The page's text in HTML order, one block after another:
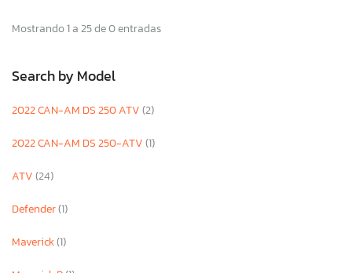
Mostrando 1 a 25 de 0 entradas
Search by Model
2022 CAN-AM DS 250 ATV(2)
2022 CAN-AM DS 250-ATV(1)
ATV(24)
Defender(1)
Maverick(1)